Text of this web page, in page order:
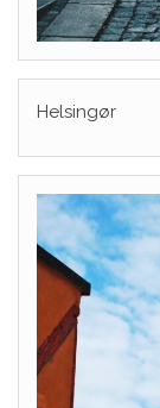
Helsingør